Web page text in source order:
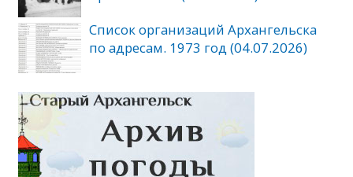
Список организаций Архангельска
по адресам. 1973 год (04.07.2026)